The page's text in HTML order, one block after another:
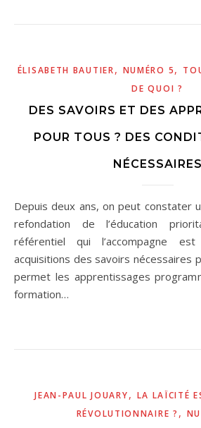
ÉLISABETH BAUTIER, NUMÉRO 5,
DE QUOI ?
DES SAVOIRS ET DES
POUR TOUS ? DES
NÉCESSAIRES
Depuis deux ans, on peut constater une volonté de réelle
refondation de l’éducation
référentiel qui l’accompagne
acquisitions des savoirs nécessaires
permet les apprentissages
formation…
JEAN-PAUL JOUARY, LA LAÏCITÉ
RÉVOLUTIONNAIRE ? ,